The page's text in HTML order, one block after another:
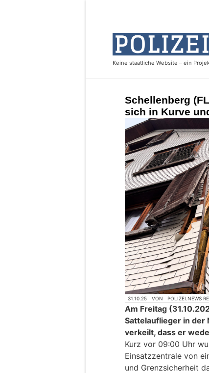
Schellenberg
sich in Kurve
31.10.25 VON POLIZEI.NEWS
Am Freitag
Sattelauflieger in der
verkeilt, dass er
Kurz vor 09:00 Uhr
Einsatzzentrale von
und Grenzsicherheit